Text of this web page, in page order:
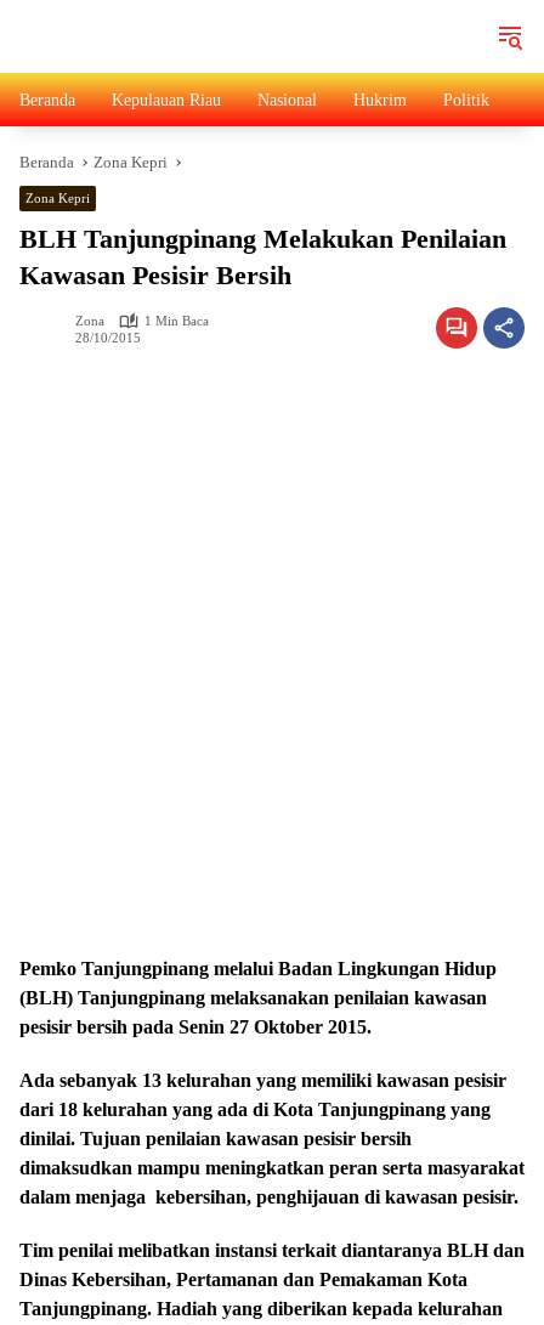
Beranda Kepulauan Riau Nasional Hukrim Politik
Beranda Zona Kepri
Zona Kepri
BLH Tanjungpinang Melakukan Penilaian
Kawasan Pesisir Bersih
Zona
1 Min Baca
28/10/2015
Pemko Tanjungpinang melalui Badan Lingkungan Hidup
(BLH) Tanjungpinang melaksanakan penilaian kawasan
pesisir bersih pada Senin 27 Oktober 2015.
Ada sebanyak 13 kelurahan yang memiliki kawasan pesisir
dari 18 kelurahan yang ada di Kota Tanjungpinang yang
dinilai. Tujuan penilaian kawasan pesisir bersih
dimaksudkan mampu meningkatkan peran serta masyarakat
dalam menjaga kebersihan, penghijauan di kawasan pesisir.
Tim penilai melibatkan instansi terkait diantaranya BLH dan
Dinas Kebersihan, Pertamanan dan Pemakaman Kota
Tanjungpinang. Hadiah yang diberikan kepada kelurahan